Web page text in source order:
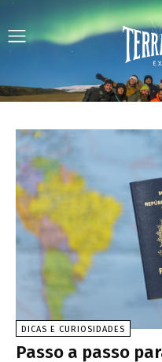
DICAS E CURIOSIDADES
Passo a passo